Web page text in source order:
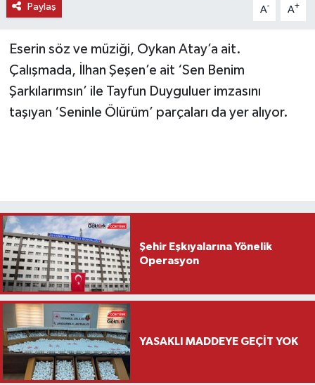
Paylaş A- A+
Eserin söz ve müziği, Oykan Atay’a ait.
Çalışmada, İlhan Şeşen’e ait ‘Sen Benim
Şarkılarımsın’ ile Tayfun Duyguluer imzasını
taşıyan ‘Seninle Ölürüm’ parçaları da yer alıyor.
Şehir Eşkıyalarına Yönelik
Operasyon
YASAKLI MADDEYE GEÇİT YOK
SPOR
TEKNOLOJİ
TİCARET
YAŞAM